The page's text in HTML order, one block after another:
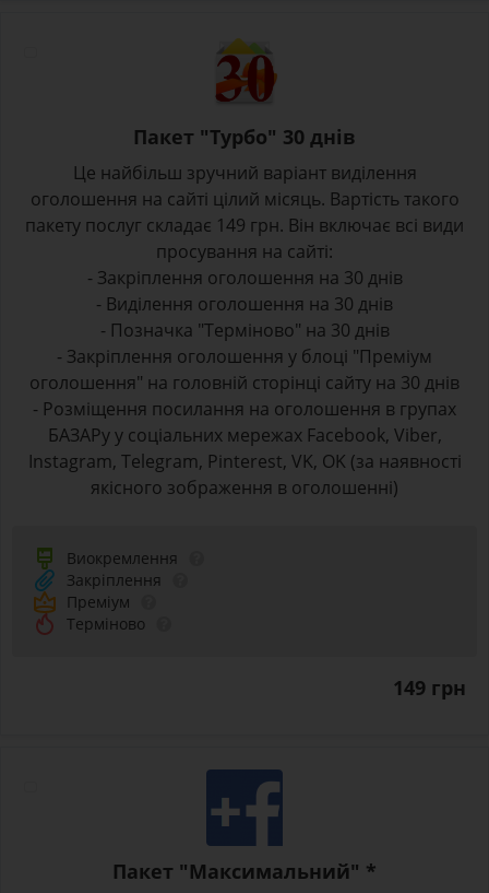
Пакет "Турбо" 30 днів
Це найбільш зручний варіант виділення
оголошення на сайті цілий місяць. Вартість такого
пакету послуг складає 149 грн. Він включає всі види
просування на сайті:
- Закріплення оголошення на 30 днів
- Виділення оголошення на 30 днів
- Позначка "Терміново" на 30 днів
- Закріплення оголошення у блоці "Преміум
оголошення" на головній сторінці сайту на 30 днів
- Розміщення посилання на оголошення в групах
БАЗАРу у соціальних мережах Facebook, Viber,
Instagram, Telegram, Pinterest, VK, OK (за наявності
якісного зображення в оголошенні)
Виокремлення
Закріплення
Преміум
Терміново
149 грн
Пакет "Максимальний" *